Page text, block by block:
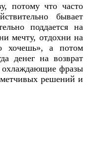
потому что часто
бывает
поддается на
мечту, отдохни на
хочешь», а потом
денег на возврат
охлаждающие фразы
решений и